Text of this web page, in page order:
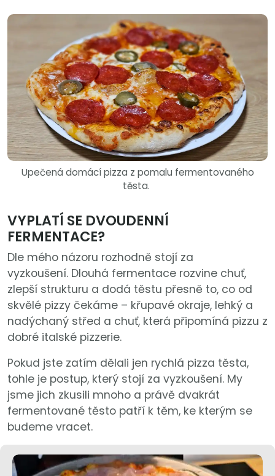
Upečená domácí pizza z pomalu fermentovaného
těsta.
VYPLATÍ SE DVOUDENNÍ
FERMENTACE?
Dle mého názoru rozhodně stojí za
vyzkoušení. Dlouhá fermentace rozvine chuť,
zlepší strukturu a dodá těstu přesně to, co od
skvělé pizzy čekáme – křupavé okraje, lehký a
nadýchaný střed a chuť, která připomíná pizzu z
dobré italské pizzerie.
Pokud jste zatím dělali jen rychlá pizza těsta,
tohle je postup, který stojí za vyzkoušení. My
jsme jich zkusili mnoho a právě dvakrát
fermentované těsto patří k těm, ke kterým se
budeme vracet.